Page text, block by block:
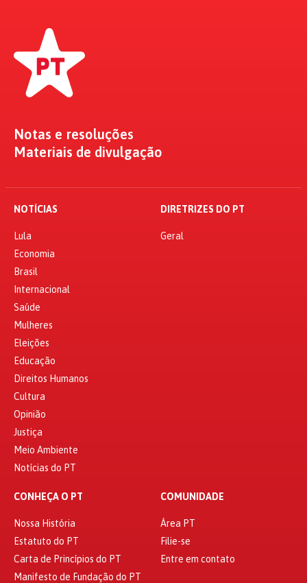
Notas e resoluções
Materiais de divulgação
NOTÍCIAS
Lula
Economia
Brasil
Internacional
Saúde
Mulheres
Eleições
Educação
Direitos Humanos
Cultura
Opinião
Justiça
Meio Ambiente
Notícias do PT
DIRETRIZES DO PT
Geral
CONHEÇA O PT
Nossa História
Estatuto do PT
Carta de Princípios do PT
Manifesto de Fundação do PT
COMUNIDADE
Área PT
Filie-se
Entre em contato